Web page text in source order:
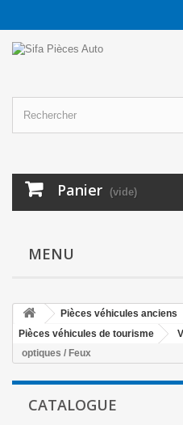
Panier (vide)
MENU
Pièces véhicules anciens
Pièces véhicules de tourisme
optiques / Feux
CATALOGUE